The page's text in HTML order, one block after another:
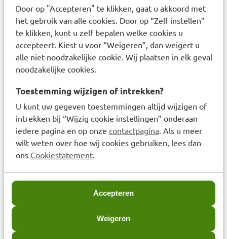
Door op "Accepteren" te klikken, gaat u akkoord met
het gebruik van alle cookies. Door op “Zelf instellen”
te klikken, kunt u zelf bepalen welke cookies u
accepteert. Kiest u voor “Weigeren”, dan weigert u
alle niet-noodzakelijke cookie. Wij plaatsen in elk geval
noodzakelijke cookies.
Toestemming wijzigen of intrekken?
U kunt uw gegeven toestemmingen altijd wijzigen of
intrekken bij “Wijzig cookie instellingen” onderaan
iedere pagina en op onze contactpagina. Als u meer
wilt weten over hoe wij cookies gebruiken, lees dan
ons Cookiestatement.
Accepteren
Weigeren
Laatst bekeken items
Lactona Easy Clean XXL
12mm Ragers 8 stuks
€6,69